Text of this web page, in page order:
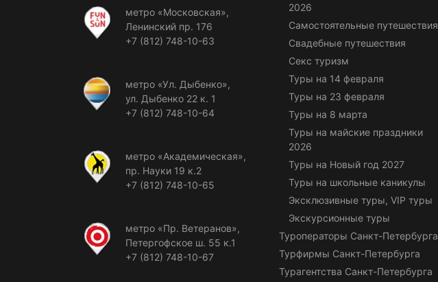
метро «Московская»,
Ленинский пр. 176
+7 (812) 748-10-63
метро «Ул. Дыбенко»,
ул. Дыбенко 22 к. 1
+7 (812) 748-10-64
метро «Академическая»,
пр. Науки 19 к.2
+7 (812) 748-10-65
метро «Пр. Ветеранов»,
Петергофское ш. 55 к.1
+7 (812) 748-10-67
2026
Самостоятельные путешествия
Свадебные путешествия
Секс туризм
Туры на 14 февраля
Туры на 23 февраля
Туры на 8 марта
Туры на майские праздники
2026
Туры на Новый год 2027
Туры на школьные каникулы
Эксклюзивные туры, VIP туры
Экскурсионные туры
Туроператоры Санкт-Петербурга
Турфирмы Санкт-Петербурга
Турагентства Санкт-Петербурга